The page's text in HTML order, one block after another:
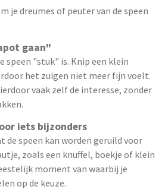
je dreumes of peuter van de speen
gaan"
speen "stuk" is. Knip een klein
het zuigen niet meer fijn voelt.
vaak zelf de interesse, zonder
iets bijzonders
de speen kan worden geruild voor
zoals een knuffel, boekje of klein
moment van waarbij je
op de keuze.